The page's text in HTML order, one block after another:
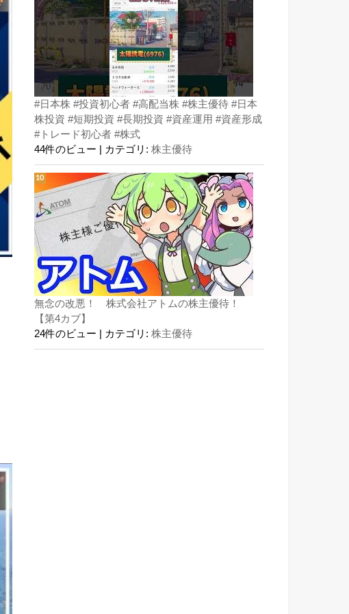
#日本株 #投資初心者 #高配当株 #株主優待 #日本
株投資 #短期投資 #長期投資 #資産運用 #資産形成
#トレード初心者 #株式
44件のビュー
カテゴリ: 株主優待
無念の改悪！ 株式会社アトムの株主優待！
【第4カブ】
24件のビュー
カテゴリ: 株主優待